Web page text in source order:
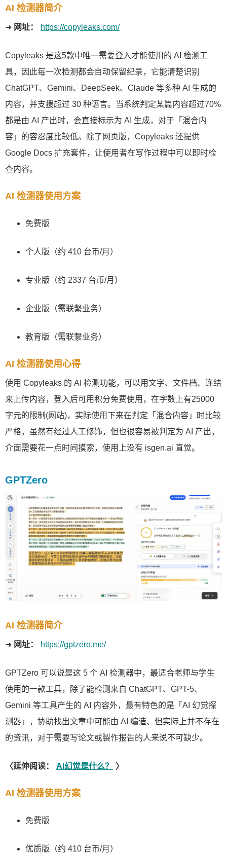
AI 检测器简介
➜ 网址： https://copyleaks.com/
Copyleaks 是这5款中唯一需要登入才能使用的 AI 检测工
具，因此每一次检测都会自动保留纪录，它能清楚识别
ChatGPT、Gemini、DeepSeek、Claude 等多种 AI 生成的
内容，并支援超过 30 种语言。当系统判定某篇内容超过70%
都是由 AI 产出时，会直接标示为 AI 生成，对于「混合内
容」的容忍度比较低。除了网页版，Copyleaks 还提供
Google Docs 扩充套件，让使用者在写作过程中可以即时检
查内容。
AI 检测器使用方案
免费版
个人版（约 410 台币/月）
专业版（约 2337 台币/月）
企业版（需联繫业务）
教育版（需联繫业务）
AI 检测器使用心得
使用 Copyleaks 的 AI 检测功能，可以用文字、文件档、连结
来上传内容，登入后可用积分免费使用，在字数上有25000
字元的限制(网站)，实际使用下来在判定「混合内容」时比较
严格，虽然有经过人工修饰，但也很容易被判定为 AI 产出，
介面需要花一点时间摸索，使用上没有 isgen.ai 直觉。
GPTZero
AI 检测器简介
➜ 网址： https://gptzero.me/
GPTZero 可以说是这 5 个 AI 检测器中，最适合老师与学生
使用的一款工具，除了能检测来自 ChatGPT、GPT-5、
Gemini 等工具产生的 AI 内容外，最有特色的是「AI 幻觉探
测器」，协助找出文章中可能由 AI 编造、但实际上并不存在
的资讯，对于需要写论文或製作报告的人来说不可缺少。
〈延伸阅读： AI幻觉是什么？ 〉
AI 检测器使用方案
免费版
优质版（约 410 台币/月）